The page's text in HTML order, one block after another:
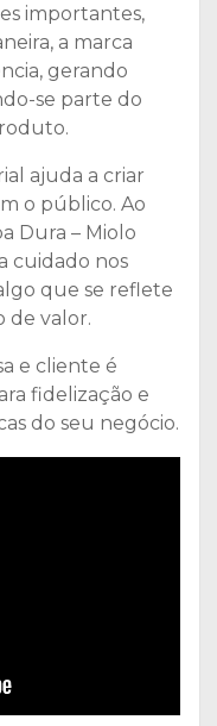
importantes,
a marca
gerando
se parte do
ajuda a criar
o público. Ao
Dura – Miolo
cuidado nos
que se reflete
de valor.
e cliente é
fidelização e
do seu negócio.